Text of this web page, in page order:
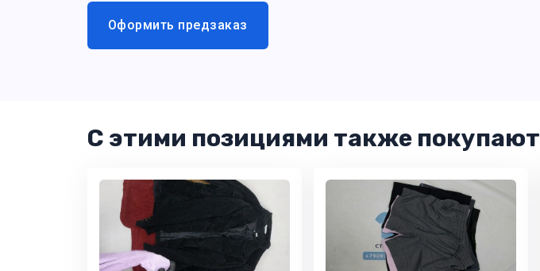
Оформить предзаказ
С этими позициями также покупают